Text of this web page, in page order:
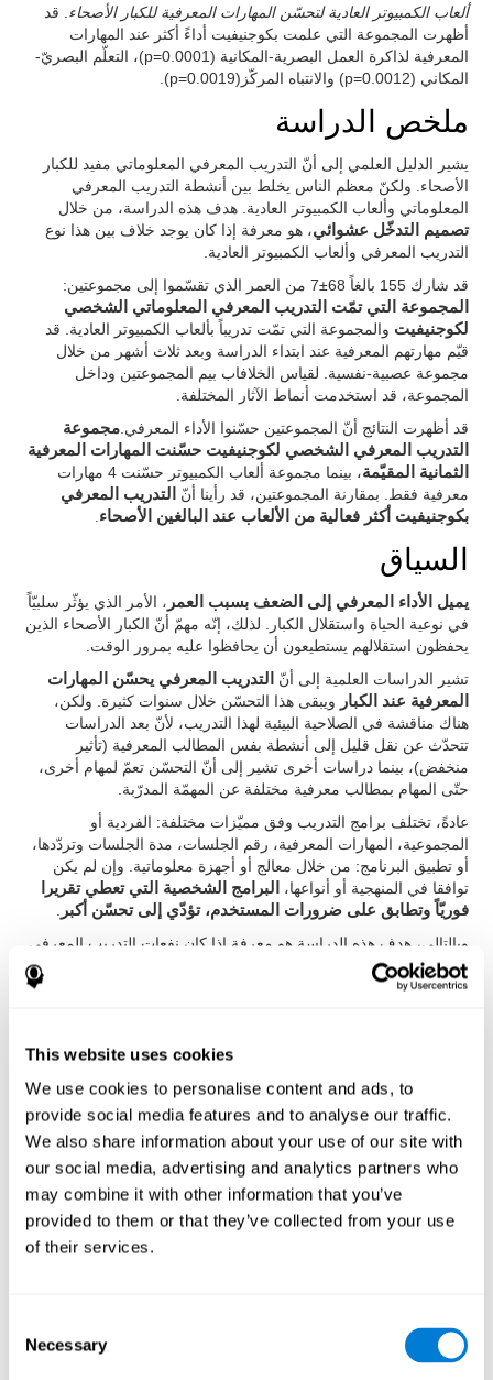
This website uses cookies
We use cookies to personalise content and ads, to
provide social media features and to analyse our traffic.
We also share information about your use of our site with
our social media, advertising and analytics partners who
may combine it with other information that you’ve
provided to them or that they’ve collected from your use
of their services.
Selection
Necessary
ألعاب الكمبيوتر العادية لتحسّن المهارات المعرفية للكبار الأصحاء . قد
أظهرت المجموعة التي علمت بكوجنيفيت أداءً أكثر عند المهارات
المعرفية لذاكرة العمل البصرية-المكانية (p=0.0001)، التعلّم البصريّ-
المكاني (p=0.0012) والانتباه المركّز(p=0.0019).
ملخص الدراسة
يشير الدليل العلمي إلى أنّ التدريب المعرفي المعلوماتي مفيد للكبار
الأصحاء. ولكنّ معظم الناس يخلط بين أنشطة التدريب المعرفي
المعلوماتي وألعاب الكمبيوتر العادية. هدف هذه الدراسة، من خلال
تصميم التدخّل عشوائي، هو معرفة إذا كان يوجد خلاف بين هذا نوع
التدريب المعرفي وألعاب الكمبيوتر العادية.
قد شارك 155 بالغاً 68±7 من العمر الذي تقسّموا إلى مجموعتين:
المجموعة التي تمّت التدريب المعرفي المعلوماتي الشخصي
لكوجنيفيت والمجموعة التي تمّت تدريباً بألعاب الكمبيوتر العادية. قد
قيّم مهارتهم المعرفية عند ابتداء الدراسة وبعد ثلاث أشهر من خلال
مجموعة عصبية-نفسية. لقياس الخلافاب بيم المجموعتين وداخل
المجموعة، قد استخدمت أنماط الآثار المختلفة.
قد أظهرت النتائج أنّ المجموعتين حسّنوا الأداء المعرفي.مجموعة
التدريب المعرفي الشخصي لكوجنيفيت حسّنت المهارات المعرفية
الثمانية المقيّمة
، بينما مجموعة ألعاب الكمبيوتر حسّنت 4 مهارات
معرفية فقط. بمقارنة المجموعتين، قد رأينا أنّ
التدريب المعرفي
بكوجنيفيت أكثر فعالية من الألعاب عند البالغين الأصحاء
السياق
يميل الأداء المعرفي إلى الضعف بسبب العمر ، الأمر الذي يؤثّر سلبيّاً
في نوعية الحياة واستقلال الكبار. لذلك، إنّه مهمّ أنّ الكبار الأصحاء الذين
يحفظون استقلالهم يستطيعون أن يحافظوا عليه بمرور الوقت.
تشير الدراسات العلمية إلى أنّ
التدريب المعرفي يحسّن المهارات
المعرفية عند الكبار ويبقى هذا التحسّن خلال سنوات كثيرة. ولكن،
هناك مناقشة في الصلاحية البيئية لهذا التدريب، لأنّ بعد الدراسات
تتحدّث عن نقل قليل إلى أنشطة بفس المطالب المعرفية (تأثير
منخفض)، بينما دراسات أخرى تشير إلى أنّ التحسّن تعمّ لمهام أخرى،
حتّى المهام بمطالب معرفية مختلفة عن المهمّة المدرّبة.
عادةً، تختلف برامج التدريب وفق مميّزات مختلفة: الفردية أو
المجموعية، المهارات المعرفية، رقم الجلسات، مدة الجلسات وتردّدها،
أو تطبيق البرنامج: من خلال معالج أو أجهزة معلوماتية. وإن لم يكن
توافقا في المنهجية أو أنواعها،
البرامج الشخصية التي تعطي تقريرا
فوريّاً وتطابق على ضرورات المستخدم، تؤدّي إلى تحسّن أكبر
وبالتالي، هدف هذه الدراسة هو معرفة إذا كان نفعات التدريب المعرفي
الشخصي المعلوماتي أكثر من تفعات ألعاب الكمبيوتر العادية أم لا.
قد دعينا إلى المشاركة البالغين أكبر من 50 عامّاً
الذين ذهبوا إلى
مستشفى قسم علم الأعصاب لSourasky Medical Center في تيل
معايير الاشتمال
على فهم معنى استمارة الموافقة والإمكانية للتدريب بكمبيوتر من
البيت. كانتمعايير الاستثناء
الحصول على درجة أقل من 25 عند
(MMSE (Mini Mental State Examination, تشخيص الخرف وفق
الDSM-IV، مرض باركنزون، الاكتئاب، أي اضطراب عصبي يطلب دواءً
أو اضطرابات أخرى تؤثّر في الدراسة. ولكن، كان هناك بعض مشاركون
قد تم تصميم التدخّل عشوائيّ. تقسّم المشاركون إلى
التدريب المعرفي
، ولكن ما عرف